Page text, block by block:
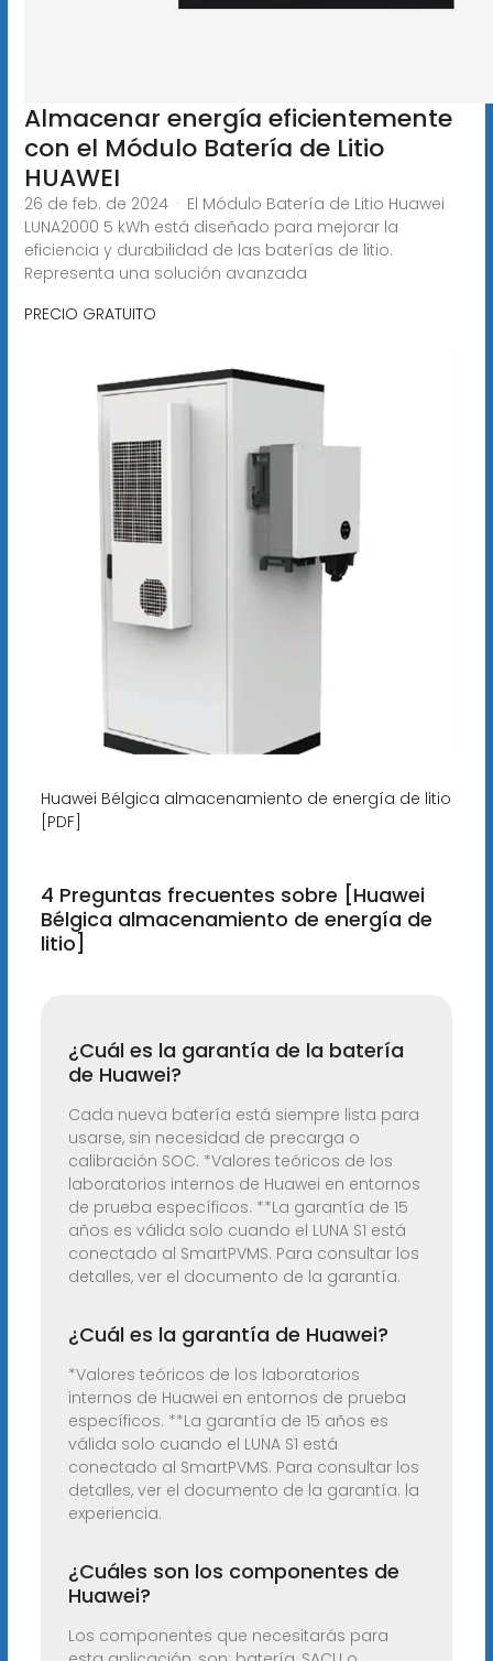
Almacenar energía eficientemente
con el Módulo Batería de Litio
HUAWEI
26 de feb. de 2024 · El Módulo Batería de Litio Huawei
LUNA2000 5 kWh está diseñado para mejorar la
eficiencia y durabilidad de las baterías de litio.
Representa una solución avanzada
PRECIO GRATUITO
Huawei Bélgica almacenamiento de energía de litio
[PDF]
4 Preguntas frecuentes sobre [Huawei
Bélgica almacenamiento de energía de
litio]
¿Cuál es la garantía de la batería
de Huawei?
Cada nueva batería está siempre lista para
usarse, sin necesidad de precarga o
calibración SOC. *Valores teóricos de los
laboratorios internos de Huawei en entornos
de prueba específicos. **La garantía de 15
años es válida solo cuando el LUNA S1 está
conectado al SmartPVMS. Para consultar los
detalles, ver el documento de la garantía.
¿Cuál es la garantía de Huawei?
*Valores teóricos de los laboratorios
internos de Huawei en entornos de prueba
específicos. **La garantía de 15 años es
válida solo cuando el LUNA S1 está
conectado al SmartPVMS. Para consultar los
detalles, ver el documento de la garantía. la
experiencia.
¿Cuáles son los componentes de
Huawei?
Los componentes que necesitarás para